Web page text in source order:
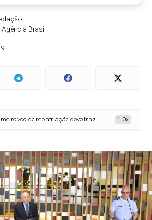
Agência Brasil
voo de repatriação deve trazer 220 brasileiros de
1.0x